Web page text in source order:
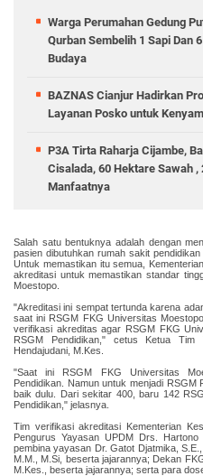
Warga Perumahan Gedung
Qurban Sembelih 1 Sapi Dan
Budaya
BAZNAS Cianjur Hadirkan
Layanan Posko untuk
P3A Tirta Raharja Cijambe,
Cisalada, 60 Hektare Sawah
Manfaatnya
Salah satu bentuknya adalah dengan
pasien dibutuhkan rumah sakit
Untuk memastikan itu semua,
akreditasi untuk memastikan standar
Moestopo.
"Akreditasi ini sempat tertunda karena
saat ini RSGM FKG Universitas
verifikasi akreditas agar RSGM FKG
RSGM Pendidikan," cetus Ketua
Hendajudani, M.Kes.
"Saat ini RSGM FKG Universitas
Pendidikan. Namun untuk menjadi
baik dulu. Dari sekitar 400, baru 142
Pendidikan," jelasnya.
Tim verifikasi akreditasi Kementerian
Pengurus Yayasan UPDM Drs.
pembina yayasan Dr. Gatot Djatmika,
M.M., M.Si, beserta jajarannya; Dekan
M.Kes., beserta jajarannya; serta para